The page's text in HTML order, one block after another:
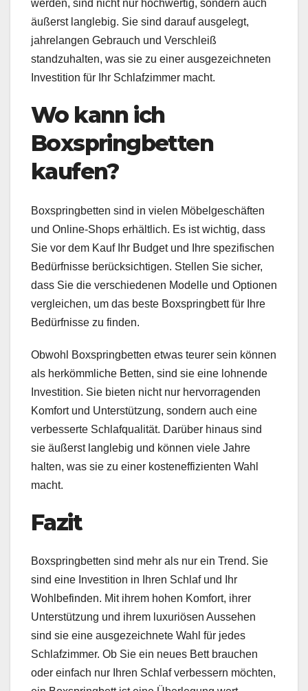
werden, sind nicht nur hochwertig, sondern auch
äußerst langlebig. Sie sind darauf ausgelegt,
jahrelangen Gebrauch und Verschleiß
standzuhalten, was sie zu einer ausgezeichneten
Investition für Ihr Schlafzimmer macht.
Wo kann ich
Boxspringbetten
kaufen?
Boxspringbetten sind in vielen Möbelgeschäften
und Online-Shops erhältlich. Es ist wichtig, dass
Sie vor dem Kauf Ihr Budget und Ihre spezifischen
Bedürfnisse berücksichtigen. Stellen Sie sicher,
dass Sie die verschiedenen Modelle und Optionen
vergleichen, um das beste Boxspringbett für Ihre
Bedürfnisse zu finden.
Obwohl Boxspringbetten etwas teurer sein können
als herkömmliche Betten, sind sie eine lohnende
Investition. Sie bieten nicht nur hervorragenden
Komfort und Unterstützung, sondern auch eine
verbesserte Schlafqualität. Darüber hinaus sind
sie äußerst langlebig und können viele Jahre
halten, was sie zu einer kosteneffizienten Wahl
macht.
Fazit
Boxspringbetten sind mehr als nur ein Trend. Sie
sind eine Investition in Ihren Schlaf und Ihr
Wohlbefinden. Mit ihrem hohen Komfort, ihrer
Unterstützung und ihrem luxuriösen Aussehen
sind sie eine ausgezeichnete Wahl für jedes
Schlafzimmer. Ob Sie ein neues Bett brauchen
oder einfach nur Ihren Schlaf verbessern möchten,